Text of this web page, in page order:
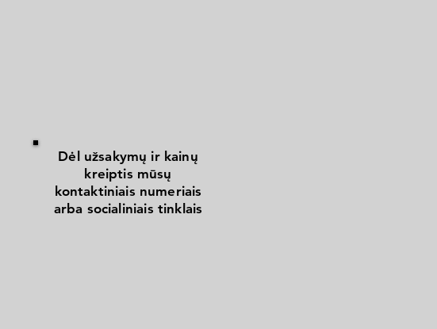
Dėl užsakymų ir kainų
kreiptis mūsų
kontaktiniais numeriais
arba socialiniais tinklais